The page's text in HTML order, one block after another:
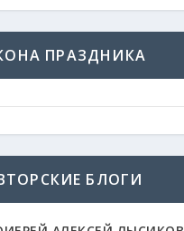
ПРАЗДНИКА
БЛОГИ